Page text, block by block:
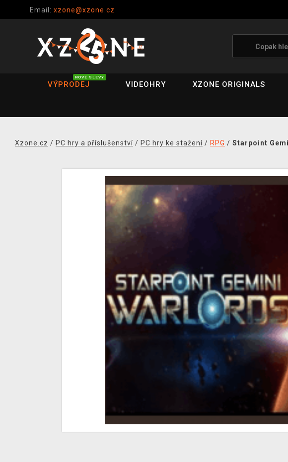
Email: xzone@xzone.cz
VÝPRODEJ
NOVÉ SLEVY
VIDEOHRY XZONE ORIGINALS
Xzone.cz / PC hry a příslušenství / PC hry ke stažení / RPG / Starpoint